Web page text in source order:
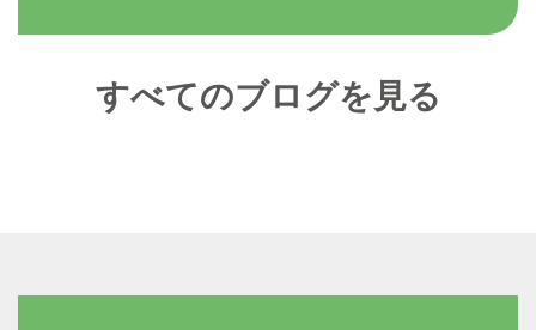
すべてのブログを見る